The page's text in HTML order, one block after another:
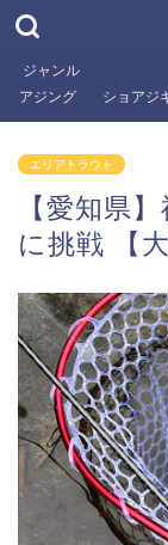
ジャンル
アジング
ショアジ
エリアトラウト
【愛知県
に挑戦 【